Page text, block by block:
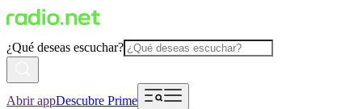
¿Qué deseas escuchar?
Abrir appDescubre Prime